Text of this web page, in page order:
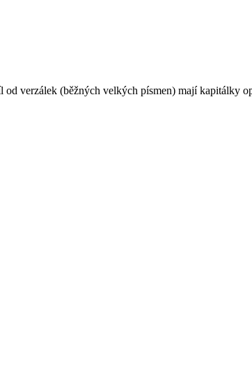
od verzálek (běžných velkých písmen) mají kapitálky